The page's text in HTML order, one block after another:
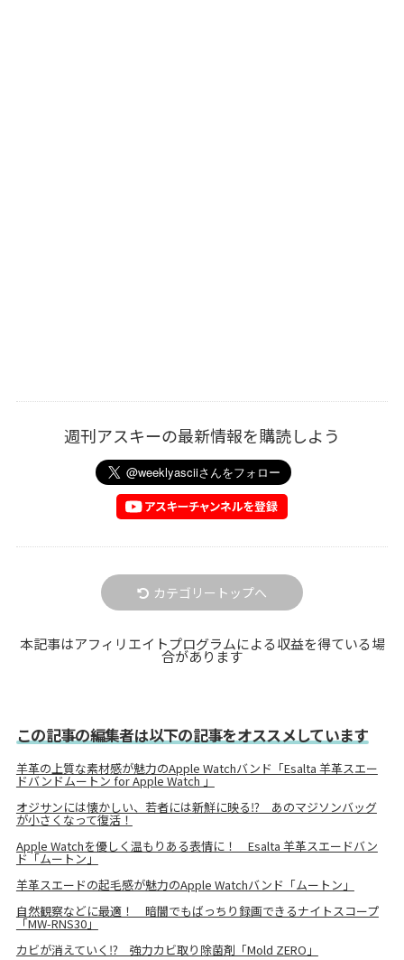
週刊アスキーの最新情報を購読しよう
カテゴリートップへ
本記事はアフィリエイトプログラムによる収益を得ている場
合があります
この記事の編集者は以下の記事をオススメしています
羊革の上質な素材感が魅力のApple Watchバンド「Esalta 羊革スエー
ドバンドムートン for Apple Watch 」
オジサンには懐かしい、若者には新鮮に映る⁉ あのマジソンバッグ
が小さくなって復活！
Apple Watchを優しく温もりある表情に！ Esalta 羊革スエードバン
ド「ムートン」
羊革スエードの起毛感が魅力のApple Watchバンド「ムートン」
自然観察などに最適！ 暗闇でもばっちり録画できるナイトスコープ
「MW-RNS30」
カビが消えていく⁉ 強力カビ取り除菌剤「Mold ZERO」